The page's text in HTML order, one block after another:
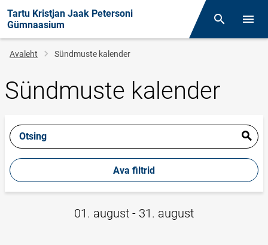
Tartu Kristjan Jaak Petersoni
Gümnaasium
Otsing
Leivapuru
Avaleht Sündmuste kalender
Sündmuste kalender
Otsing
Ava filtrid
01. august - 31. august